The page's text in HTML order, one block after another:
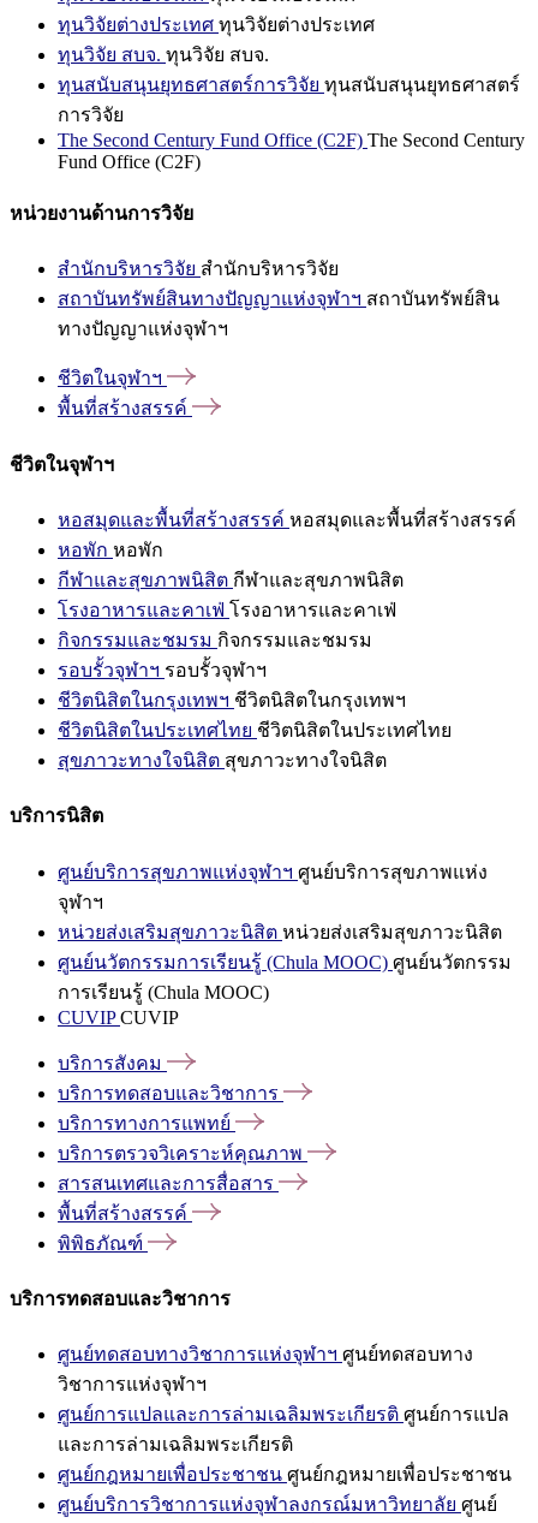
ทุนวิจัยต่างประเทศ ทุนวิจัยต่างประเทศ
ทุนวิจัย สบจ. ทุนวิจัย สบจ.
ทุนสนับสนุนยุทธศาสตร์การวิจัย ทุนสนับสนุนยุทธศาสตร์
การวิจัย
The Second Century Fund Office (C2F) The Second Century
Fund Office (C2F)
หน่วยงานด้านการวิจัย
สำนักบริหารวิจัย สำนักบริหารวิจัย
สถาบันทรัพย์สินทางปัญญาแห่งจุฬาฯ สถาบันทรัพย์สิน
ทางปัญญาแห่งจุฬาฯ
ชีวิตในจุฬาฯ
พื้นที่สร้างสรรค์
ชีวิตในจุฬาฯ
หอสมุดและพื้นที่สร้างสรรค์ หอสมุดและพื้นที่สร้างสรรค์
หอพัก หอพัก
กีฬาและสุขภาพนิสิต กีฬาและสุขภาพนิสิต
โรงอาหารและคาเฟ่ โรงอาหารและคาเฟ่
กิจกรรมและชมรม กิจกรรมและชมรม
รอบรั้วจุฬาฯ รอบรั้วจุฬาฯ
ชีวิตนิสิตในกรุงเทพฯ ชีวิตนิสิตในกรุงเทพฯ
ชีวิตนิสิตในประเทศไทย ชีวิตนิสิตในประเทศไทย
สุขภาวะทางใจนิสิต สุขภาวะทางใจนิสิต
บริการนิสิต
ศูนย์บริการสุขภาพแห่งจุฬาฯ ศูนย์บริการสุขภาพแห่ง
จุฬาฯ
หน่วยส่งเสริมสุขภาวะนิสิต หน่วยส่งเสริมสุขภาวะนิสิต
ศูนย์นวัตกรรมการเรียนรู้ (Chula MOOC) ศูนย์นวัตกรรม
การเรียนรู้ (Chula MOOC)
CUVIPCUVIP
บริการสังคม
บริการทดสอบและวิชาการ
บริการทางการแพทย์
บริการตรวจวิเคราะห์คุณภาพ
สารสนเทศและการสื่อสาร
พื้นที่สร้างสรรค์
พิพิธภัณฑ์
บริการทดสอบและวิชาการ
ศูนย์ทดสอบทางวิชาการแห่งจุฬาฯ ศูนย์ทดสอบทาง
วิชาการแห่งจุฬาฯ
ศูนย์การแปลและการล่ามเฉลิมพระเกียรติ ศูนย์การแปล
และการล่ามเฉลิมพระเกียรติ
ศูนย์กฎหมายเพื่อประชาชน ศูนย์กฎหมายเพื่อประชาชน
ศูนย์บริการวิชาการแห่งจุฬาลงกรณ์มหาวิทยาลัย ศูนย์